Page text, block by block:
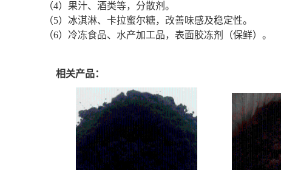
（4）果汁、酒类等，分散剂。
（5）冰淇淋、卡拉蜜尔糖，改善味感及稳定性。
（6）冷冻食品、水产加工品，表面胶冻剂（保鲜）。
相关产品：